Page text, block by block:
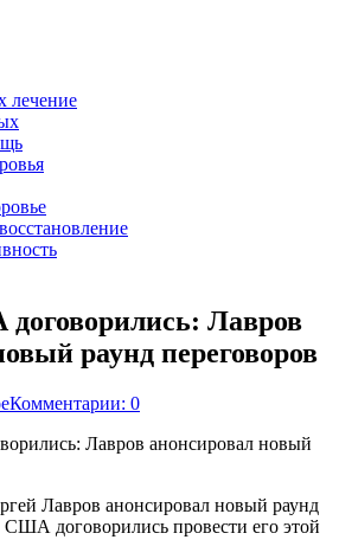
лечение
Лавров
раунд переговоров
Комментарии: 0
Лавров анонсировал новый раунд
США договорились провести его этой